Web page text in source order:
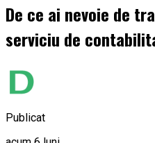
De ce ai nevoie de
serviciu de
Publicat